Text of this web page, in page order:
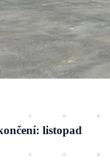
listopad